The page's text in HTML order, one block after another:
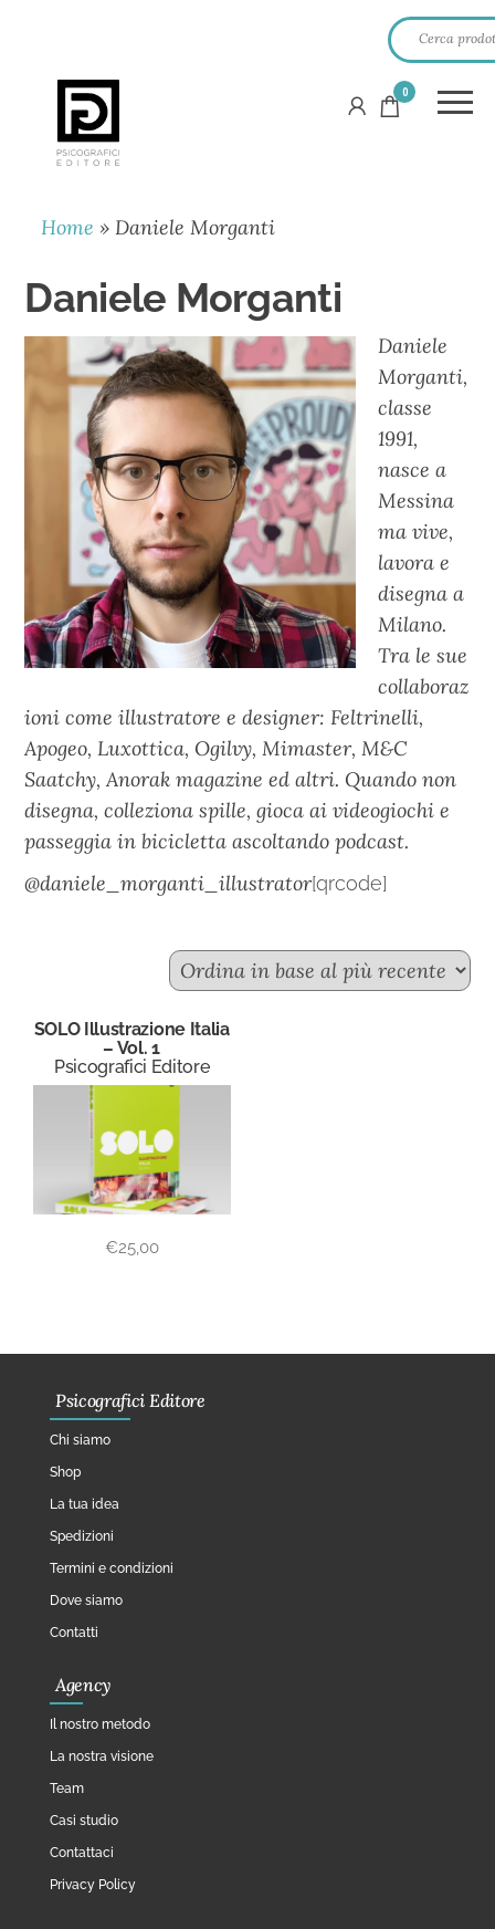
PSICOGRAFICI
EDITORE
0
Home »Daniele Morganti
Daniele Morganti
Daniele
Morganti,
classe
1991,
nasce a
Messina
ma vive,
lavora e
disegna a
Milano.
Tra le sue
collaboraz
ioni come illustratore e designer: Feltrinelli,
Apogeo, Luxottica, Ogilvy, Mimaster, M&C
Saatchy, Anorak magazine ed altri. Quando non
disegna, colleziona spille, gioca ai videogiochi e
passeggia in bicicletta ascoltando podcast.
@daniele_morganti_illustrator[qrcode]
SOLO Illustrazione Italia
– Vol. 1
Psicografici Editore
€25,00
Psicografici Editore
Chi siamo
Shop
La tua idea
Spedizioni
Termini e condizioni
Dove siamo
Contatti
Agency
Il nostro metodo
La nostra visione
Team
Casi studio
Contattaci
Privacy Policy